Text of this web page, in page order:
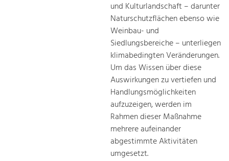
und Kulturlandschaft – darunter
Naturschutzflächen ebenso wie
Weinbau- und
Siedlungsbereiche – unterliegen
klimabedingten Veränderungen.
Um das Wissen über diese
Auswirkungen zu vertiefen und
Handlungsmöglichkeiten
aufzuzeigen, werden im
Rahmen dieser Maßnahme
mehrere aufeinander
abgestimmte Aktivitäten
umgesetzt.